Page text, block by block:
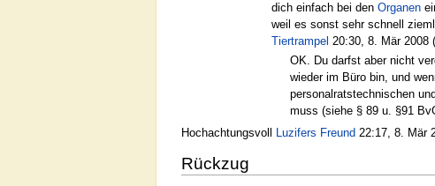
dich einfach bei denOrganen
weil es sonst sehr schnell
Tiertrampel 20:30, 8. Mär 2008
OK. Du darfst aber nicht
wieder im Büro bin, und
personalratstechnischen
muss (siehe § 89 u. §91
Hochachtungsvoll
Luzifers Freund 22:17, 8. Mär
Rückzug